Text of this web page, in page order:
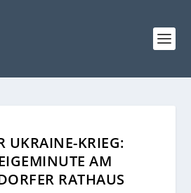
UKRAINE-KRIEG:
AM
RATHAUS